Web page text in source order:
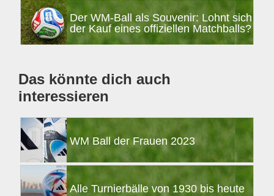
Der WM-Ball als Souvenir: Lohnt sich
der Kauf eines offiziellen Matchballs?
Das könnte dich auch
interessieren
WM Ball der Frauen 2023
Alle Turnierbälle von 1930 bis heute